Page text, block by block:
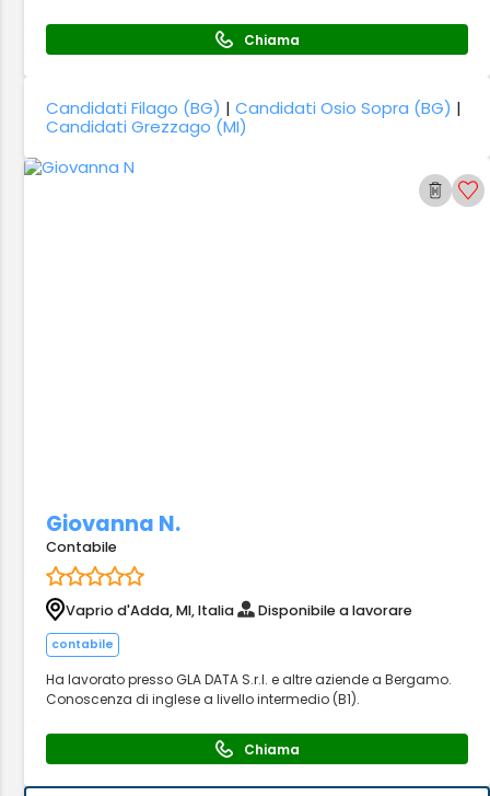
Chiama
Candidati Filago (BG) |Candidati Osio Sopra (BG) |
Candidati Grezzago (MI)
Giovanna N.
Contabile
Vaprio d'Adda, MI, Italia Disponibile a lavorare
contabile
Ha lavorato presso GLA DATA S.r.l. e altre aziende a Bergamo.
Conoscenza di inglese a livello intermedio (B1).
Chiama